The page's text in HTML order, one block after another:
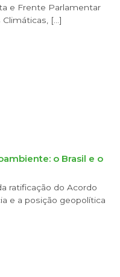
e Frente Parlamentar
[…]
o Brasil e o
ratificação do Acordo
e a posição geopolítica